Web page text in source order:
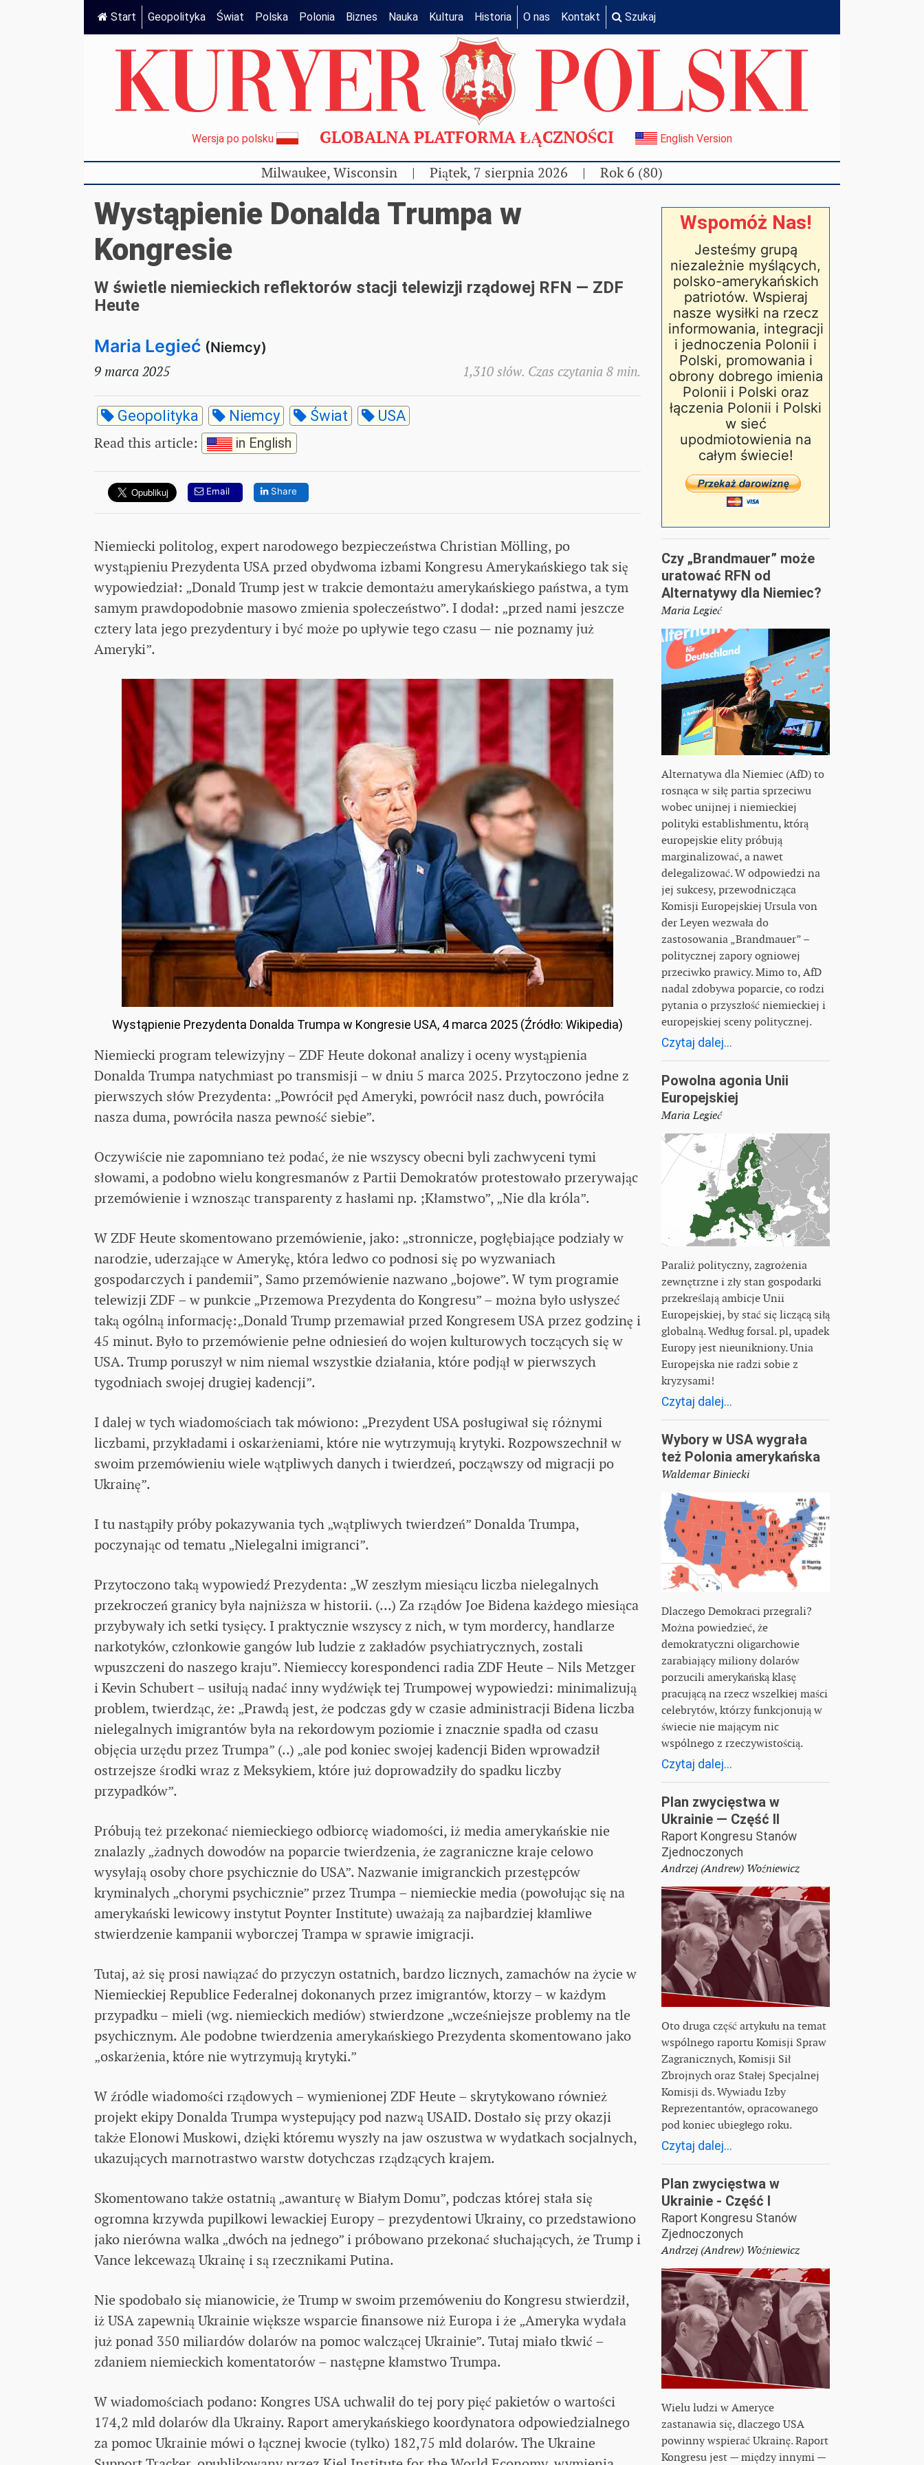
Start Geopolityka Świat Polska Polonia Biznes Nauka Kultura Historia O nas Kontakt Szukaj
Wersja po polsku GLOBALNA PLATFORMA ŁĄCZNOŚCI English Version
Milwaukee, Wisconsin | Piątek, 7 sierpnia 2026 | Rok 6 (80)
Wystąpienie Donalda Trumpa w
Kongresie
W świetle niemieckich reflektorów stacji telewizji rządowej RFN — ZDF
Heute
Maria Legieć (Niemcy)
9 marca 2025
1,310 słów. Czas czytania 8 min.
Geopolityka Niemcy Świat USA
Read this article: in English
Email Share
Niemiecki politolog, expert narodowego bezpieczeństwa Christian Mölling, po
wystąpieniu Prezydenta USA przed obydwoma izbami Kongresu Amerykańskiego tak się
wypowiedział: „Donald Trump jest w trakcie demontażu amerykańskiego państwa, a tym
samym prawdopodobnie masowo zmienia społeczeństwo”. I dodał: „przed nami jeszcze
cztery lata jego prezydentury i być może po upływie tego czasu — nie poznamy już
Ameryki”.
Wystąpienie Prezydenta Donalda Trumpa w Kongresie USA, 4 marca 2025 (Źródło: Wikipedia)
Niemiecki program telewizyjny – ZDF Heute dokonał analizy i oceny wystąpienia
Donalda Trumpa natychmiast po transmisji – w dniu 5 marca 2025. Przytoczono jedne z
pierwszych słów Prezydenta: „Powrócił pęd Ameryki, powrócił nasz duch, powróciła
nasza duma, powróciła nasza pewność siebie”.
Oczywiście nie zapomniano też podać, że nie wszyscy obecni byli zachwyceni tymi
słowami, a podobno wielu kongresmanów z Partii Demokratów protestowało przerywając
przemówienie i wznosząc transparenty z hasłami np. ;Kłamstwo”, „Nie dla króla”.
W ZDF Heute skomentowano przemówienie, jako: „stronnicze, pogłębiające podziały w
narodzie, uderzające w Amerykę, która ledwo co podnosi się po wyzwaniach
gospodarczych i pandemii”, Samo przemówienie nazwano „bojowe”. W tym programie
telewizji ZDF – w punkcie „Przemowa Prezydenta do Kongresu” – można było usłyszeć
taką ogólną informację:„Donald Trump przemawiał przed Kongresem USA przez godzinę i
45 minut. Było to przemówienie pełne odniesień do wojen kulturowych toczących się w
USA. Trump poruszył w nim niemal wszystkie działania, które podjął w pierwszych
tygodniach swojej drugiej kadencji”.
I dalej w tych wiadomościach tak mówiono: „Prezydent USA posługiwał się różnymi
liczbami, przykładami i oskarżeniami, które nie wytrzymują krytyki. Rozpowszechnił w
swoim przemówieniu wiele wątpliwych danych i twierdzeń, począwszy od migracji po
Ukrainę”.
I tu nastąpiły próby pokazywania tych „wątpliwych twierdzeń” Donalda Trumpa,
poczynając od tematu „Nielegalni imigranci”.
Przytoczono taką wypowiedź Prezydenta: „W zeszłym miesiącu liczba nielegalnych
przekroczeń granicy była najniższa w historii. (...) Za rządów Joe Bidena każdego miesiąca
przybywały ich setki tysięcy. I praktycznie wszyscy z nich, w tym mordercy, handlarze
narkotyków, członkowie gangów lub ludzie z zakładów psychiatrycznych, zostali
wpuszczeni do naszego kraju”. Niemieccy korespondenci radia ZDF Heute – Nils Metzger
i Kevin Schubert – usiłują nadać inny wydźwięk tej Trumpowej wypowiedzi: minimalizują
problem, twierdząc, że: „Prawdą jest, że podczas gdy w czasie administracji Bidena liczba
nielegalnych imigrantów była na rekordowym poziomie i znacznie spadła od czasu
objęcia urzędu przez Trumpa” (..) „ale pod koniec swojej kadencji Biden wprowadził
ostrzejsze środki wraz z Meksykiem, które już doprowadziły do spadku liczby
przypadków”.
Próbują też przekonać niemieckiego odbiorcę wiadomości, iż media amerykańskie nie
znalazly „żadnych dowodów na poparcie twierdzenia, że zagraniczne kraje celowo
wysyłają osoby chore psychicznie do USA”. Nazwanie imigranckich przestępców
kryminalych „chorymi psychicznie” przez Trumpa – niemieckie media (powołując się na
amerykański lewicowy instytut Poynter Institute) uważają za najbardziej kłamliwe
stwierdzenie kampanii wyborczej Trampa w sprawie imigracji.
Tutaj, aż się prosi nawiązać do przyczyn ostatnich, bardzo licznych, zamachów na życie w
Niemieckiej Republice Federalnej dokonanych przez imigrantów, ktorzy – w każdym
przypadku – mieli (wg. niemieckich mediów) stwierdzone „wcześniejsze problemy na tle
psychicznym. Ale podobne twierdzenia amerykańskiego Prezydenta skomentowano jako
„oskarżenia, które nie wytrzymują krytyki.”
W źródle wiadomości rządowych – wymienionej ZDF Heute – skrytykowano również
projekt ekipy Donalda Trumpa wystepujący pod nazwą USAID. Dostało się przy okazji
także Elonowi Muskowi, dzięki któremu wyszły na jaw oszustwa w wydatkach socjalnych,
ukazujących marnotrastwo warstw dotychczas rządzących krajem.
Skomentowano także ostatnią „awanturę w Białym Domu”, podczas której stała się
ogromna krzywda pupilkowi lewackiej Europy – prezydentowi Ukrainy, co przedstawiono
jako nierówna walka „dwóch na jednego” i próbowano przekonać słuchających, że Trump i
Vance lekcewazą Ukrainę i są rzecznikami Putina.
Nie spodobało się mianowicie, że Trump w swoim przemóweniu do Kongresu stwierdził,
iż USA zapewnią Ukrainie większe wsparcie finansowe niż Europa i że „Ameryka wydała
już ponad 350 miliardów dolarów na pomoc walczącej Ukrainie”. Tutaj miało tkwić –
zdaniem niemieckich komentatorów – następne kłamstwo Trumpa.
W wiadomościach podano: Kongres USA uchwalił do tej pory pięć pakietów o wartości
174,2 mld dolarów dla Ukrainy. Raport amerykańskiego koordynatora odpowiedzialnego
za pomoc Ukrainie mówi o łącznej kwocie (tylko) 182,75 mld dolarów. The Ukraine
Wspomóż Nas!
Jesteśmy grupą
niezależnie myślących,
polsko-amerykańskich
patriotów. Wspieraj
nasze wysiłki na rzecz
informowania, integracji
i jednoczenia Polonii i
Polski, promowania i
obrony dobrego imienia
Polonii i Polski oraz
łączenia Polonii i Polski
w sieć
upodmiotowienia na
całym świecie!
Czy „Brandmauer” może
uratować RFN od
Alternatywy dla Niemiec?
Maria Legieć
Alternatywa dla Niemiec (AfD) to
rosnąca w siłę partia sprzeciwu
wobec unijnej i niemieckiej
polityki establishmentu, którą
europejskie elity próbują
marginalizować, a nawet
delegalizować. W odpowiedzi na
jej sukcesy, przewodnicząca
Komisji Europejskiej Ursula von
der Leyen wezwała do
zastosowania „Brandmauer” –
politycznej zapory ogniowej
przeciwko prawicy. Mimo to, AfD
nadal zdobywa poparcie, co rodzi
pytania o przyszłość niemieckiej i
europejskiej sceny politycznej.
Czytaj dalej...
Powolna agonia Unii
Europejskiej
Maria Legieć
Paraliż polityczny, zagrożenia
zewnętrzne i zły stan gospodarki
przekreślają ambicje Unii
Europejskiej, by stać się liczącą siłą
globalną. Według forsal. pl, upadek
Europy jest nieunikniony. Unia
Europejska nie radzi sobie z
kryzysami!
Czytaj dalej...
Wybory w USA wygrała
też Polonia amerykańska
Waldemar Biniecki
Dlaczego Demokraci przegrali?
Można powiedzieć, że
demokratyczni oligarchowie
zarabiający miliony dolarów
porzucili amerykańską klasę
pracującą na rzecz wszelkiej maści
celebrytów, którzy funkcjonują w
świecie nie mającym nic
wspólnego z rzeczywistością.
Czytaj dalej...
Plan zwycięstwa w
Ukrainie — Część II
Raport Kongresu Stanów
Zjednoczonych
Andrzej (Andrew) Woźniewicz
Oto druga część artykułu na temat
wspólnego raportu Komisji Spraw
Zagranicznych, Komisji Sił
Zbrojnych oraz Stałej Specjalnej
Komisji ds. Wywiadu Izby
Reprezentantów, opracowanego
pod koniec ubiegłego roku.
Czytaj dalej...
Plan zwycięstwa w
Ukrainie - Część I
Raport Kongresu Stanów
Zjednoczonych
Andrzej (Andrew) Woźniewicz
Wielu ludzi w Ameryce
zastanawia się, dlaczego USA
powinny wspierać Ukrainę. Raport
Kongresu jest — między innymi —